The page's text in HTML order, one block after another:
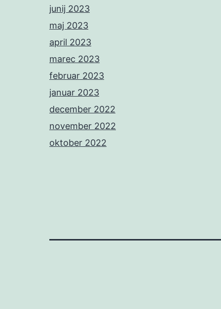
junij 2023
maj 2023
april 2023
marec 2023
februar 2023
januar 2023
december 2022
november 2022
oktober 2022